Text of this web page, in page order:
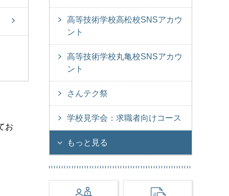
お
高等技術学校高松校SNSアカウ
ント
高等技術学校丸亀校SNSアカウ
ント
さんテク祭
学校見学会：求職者向けコース
もっと見る